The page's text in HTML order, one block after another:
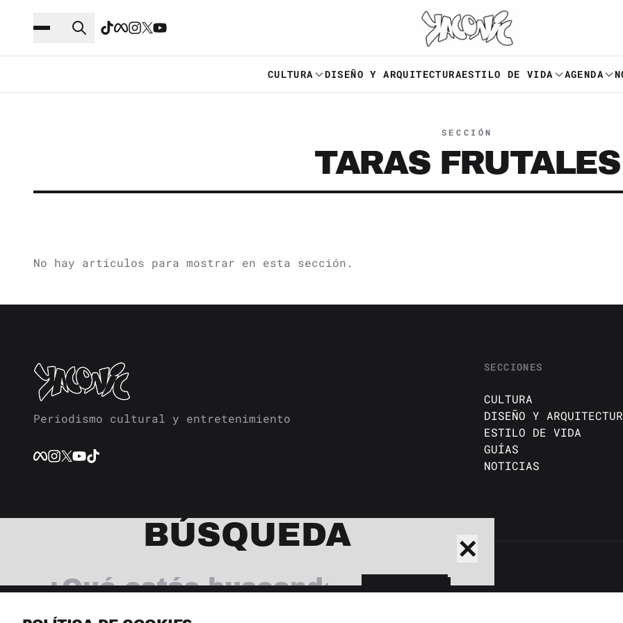
CULTURA DISEÑO Y ARQUITECTURAESTILO DE VIDA AGENDA
SECCIÓN
TARAS FRUTALES
No hay artículos para mostrar en esta sección.
Periodismo cultural y entretenimiento
SECCIONES
CULTURA
DISEÑO Y
ESTILO DE VIDA
GUÍAS
NOTICIAS
✕
BÚSQUEDA
BUSCAR